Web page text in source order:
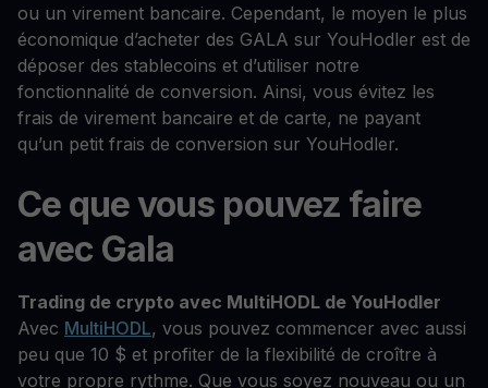
ou un virement bancaire. Cependant, le moyen le plus
économique d’acheter des GALA sur YouHodler est de
déposer des stablecoins et d’utiliser notre
fonctionnalité de conversion. Ainsi, vous évitez les
frais de virement bancaire et de carte, ne payant
qu’un petit frais de conversion sur YouHodler.
Ce que vous pouvez faire
avec Gala
Trading de crypto avec MultiHODL de YouHodler
Avec MultiHODL, vous pouvez commencer avec aussi
peu que 10 $ et profiter de la flexibilité de croître à
votre propre rythme. Que vous soyez nouveau ou un